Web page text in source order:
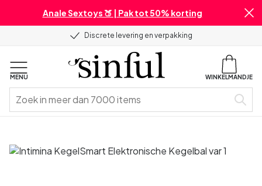
Anale Sextoys 🍑 | Pak tot 50% korting
Discrete levering en verpakking
MENU WINKELMANDJE